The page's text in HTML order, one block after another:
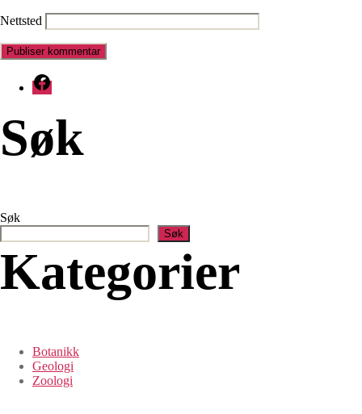
Nettsted
Facebook
Søk
Søk
Søk
Kategorier
Botanikk
Geologi
Zoologi